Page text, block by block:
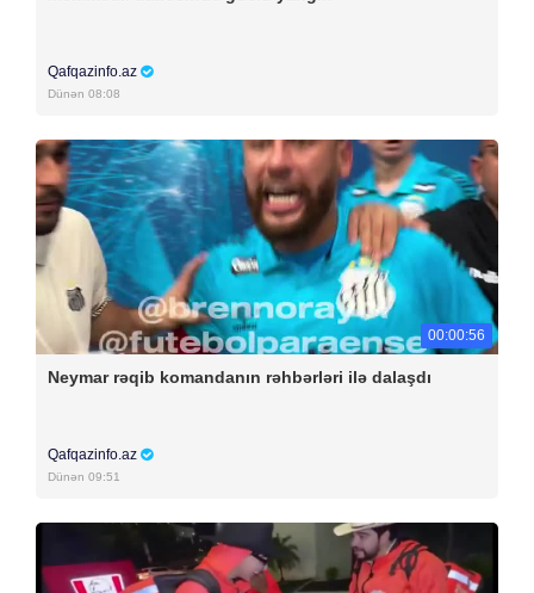
Qafqazinfo.az
Dünən 08:08
00:00:56
Neymar rəqib komandanın rəhbərləri ilə dalaşdı
Qafqazinfo.az
Dünən 09:51